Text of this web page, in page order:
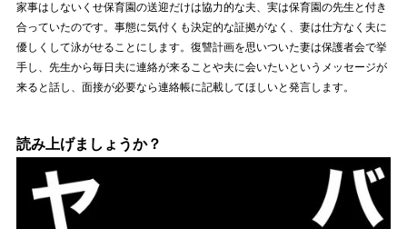
家事はしないくせ保育園の送迎だけは協力的な夫、実は保育園の先生と付き
合っていたのです。事態に気付くも決定的な証拠がなく、妻は仕方なく夫に
優しくして泳がせることにします。復讐計画を思いついた妻は保護者会で挙
手し、先生から毎日夫に連絡が来ることや夫に会いたいというメッセージが
来ると話し、面接が必要なら連絡帳に記載してほしいと発言します。
読み上げましょうか？